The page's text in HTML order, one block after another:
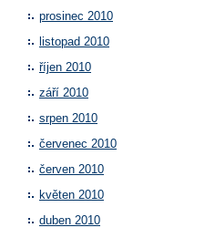
prosinec 2010
listopad 2010
říjen 2010
září 2010
srpen 2010
červenec 2010
červen 2010
květen 2010
duben 2010